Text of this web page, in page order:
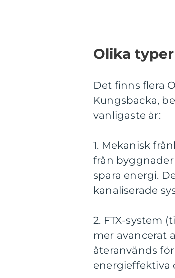
Olika
Det finns flera
Kungsbacka,
vanligaste är:
1. Mekanisk
från
spara energi.
kanaliserade
2. FTX-system
mer avancerat
återanvänds
energieffektiva